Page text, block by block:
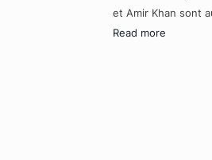
et Amir Khan sont
Read more